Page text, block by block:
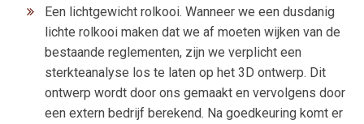
Een lichtgewicht rolkooi. Wanneer we een dusdanig
lichte rolkooi maken dat we af moeten wijken van de
bestaande reglementen, zijn we verplicht een
sterkteanalyse los te laten op het 3D ontwerp. Dit
ontwerp wordt door ons gemaakt en vervolgens door
een extern bedrijf berekend. Na goedkeuring komt er